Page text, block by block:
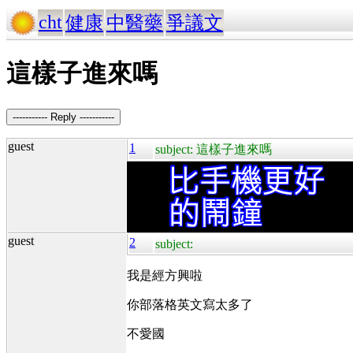
cht健康 中醫藥爭議文
這樣子進來嗎
----------- Reply -----------
guest 1 subject: 這樣子進來嗎
guest 2 subject:
我是經方興啦
你部落格英文寫太多了
不愛國